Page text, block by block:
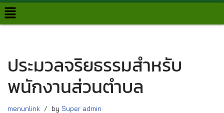
Skip
ประมวลจริยธรรมสำหรับ
พนักงานส่วนตำบล
menunlink by Super admin